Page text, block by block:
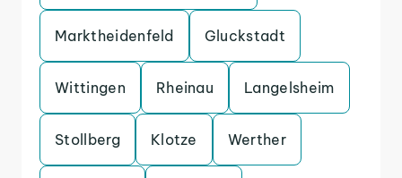
Marktheidenfeld Gluckstadt
Wittingen Rheinau Langelsheim
Stollberg Klotze Werther